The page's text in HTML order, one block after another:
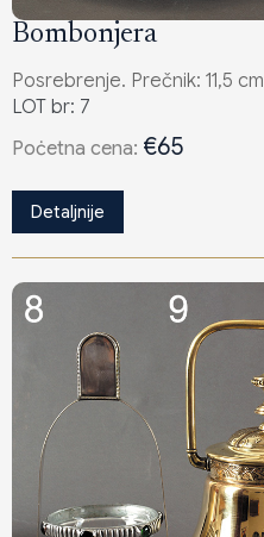
Bombonjera
Posrebrenje. Prečnik: 11,5 cm
LOT br: 7
Poċetna cena: €65
Detaljnije